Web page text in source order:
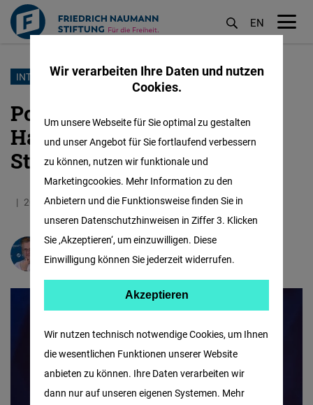
Direkt
Inhalt
EN
INTERNATIONALE POLITIK
Politisches Erdbeben in
Hanoi: KP wechselt
Staatsspitzen
20.01.2023 2.5 Minuten Deutschland
Prof. Dr. Andreas Stoffers
Wir verarbeiten Ihre Daten und nutzen
Cookies.
Wir nutzen technisch notwendige Cookies, um Ihnen
die wesentlichen Funktionen unserer Website
anbieten zu können. Ihre Daten verarbeiten wir
dann nur auf unseren eigenen Systemen. Mehr
Um unsere Webseite für Sie optimal zu gestalten
und unser Angebot für Sie fortlaufend verbessern
zu können, nutzen wir funktionale und
Marketingcookies. Mehr Information zu den
Anbietern und die Funktionsweise finden Sie in
unseren Datenschutzhinweisen in Ziffer 3. Klicken
Sie ‚Akzeptieren‘, um einzuwilligen. Diese
Einwilligung können Sie jederzeit widerrufen.
Facebook
Embed
Akzeptieren